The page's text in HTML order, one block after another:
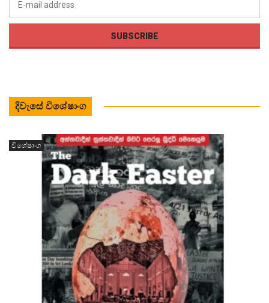
දිවැසේ විශේෂාංග
විශේෂාංග